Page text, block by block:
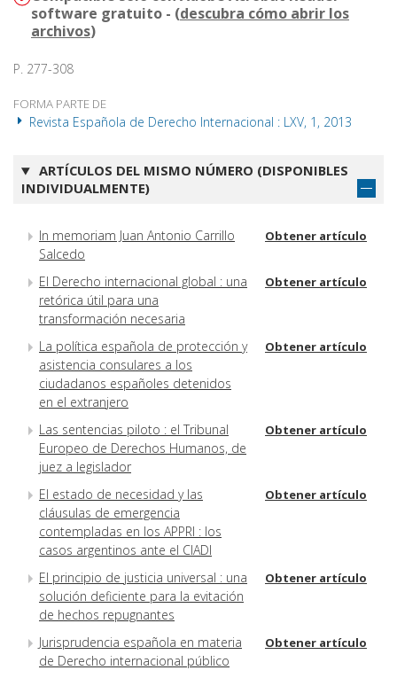
software gratuito - (descubra cómo abrir los
archivos)
P. 277-308
FORMA PARTE DE
Revista Española de Derecho Internacional : LXV, 1, 2013
ARTÍCULOS DEL MISMO NÚMERO (DISPONIBLES
INDIVIDUALMENTE)
In memoriam Juan Antonio Carrillo
Salcedo
Obtener artículo
El Derecho internacional global : una
retórica útil para una
transformación necesaria
Obtener artículo
La política española de protección y
asistencia consulares a los
ciudadanos españoles detenidos
en el extranjero
Obtener artículo
Las sentencias piloto : el Tribunal
Europeo de Derechos Humanos, de
juez a legislador
Obtener artículo
El estado de necesidad y las
cláusulas de emergencia
contempladas en los APPRI : los
casos argentinos ante el CIADI
Obtener artículo
El principio de justicia universal : una
solución deficiente para la evitación
de hechos repugnantes
Obtener artículo
Jurisprudencia española en materia
de Derecho internacional público
Obtener artículo